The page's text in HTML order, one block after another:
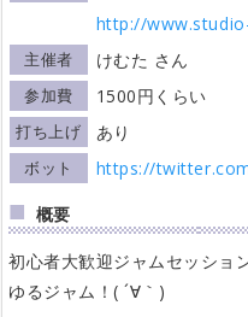
http://
主催者 けむた さん
参加費 1500円くらい
打ち上げ あり
ボット
https://
概要
初心者大歓迎ジャムセッショ
ゆるジャム！( ´∀｀)